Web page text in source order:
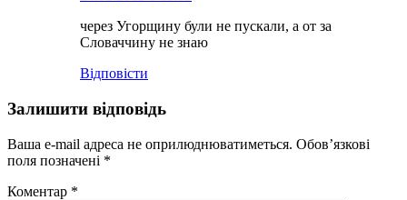
через Угорщину були не пускали, а от за
Словаччину не знаю
Відповіcти
Залишити відповідь
Ваша e-mail адреса не оприлюднюватиметься. Обов’язкові
поля позначені *
Коментар *